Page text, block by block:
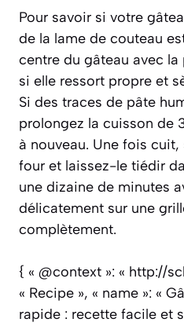
Pour savoir si votre
de la lame de couteau
centre du gâteau avec la
si elle ressort propre et
Si des traces de pâte
prolongez la cuisson de
à nouveau. Une fois
four et laissez-le tiédir
une dizaine de minutes
délicatement sur une
complètement.
{ « @context »: « http://
« Recipe », « name »: «
rapide : recette facile et